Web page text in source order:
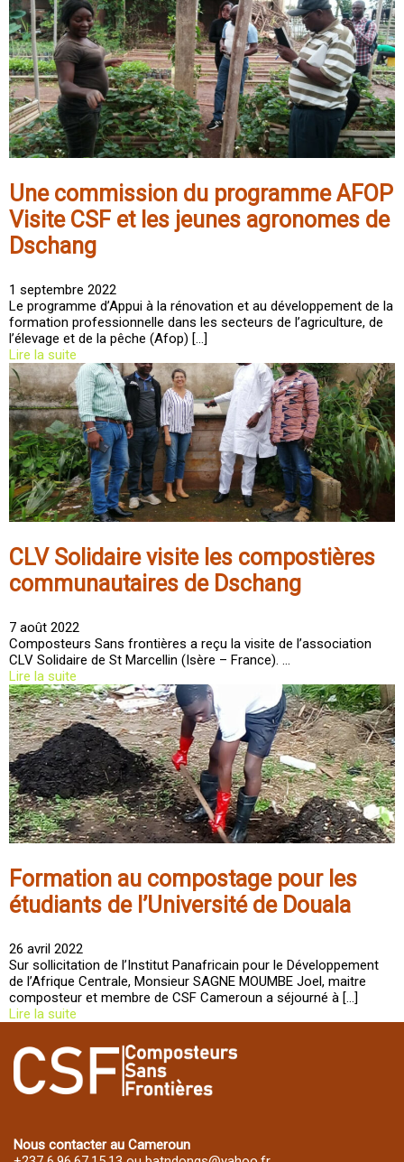
Une commission du programme AFOP
Visite CSF et les jeunes agronomes de
Dschang
1 septembre 2022
Le programme d’Appui à la rénovation et au développement de la
formation professionnelle dans les secteurs de l’agriculture, de
l’élevage et de la pêche (Afop) […]
Lire la suite
CLV Solidaire visite les compostières
communautaires de Dschang
7 août 2022
Composteurs Sans frontières a reçu la visite de l’association
CLV Solidaire de St Marcellin (Isère – France). …
Lire la suite
Formation au compostage pour les
étudiants de l’Université de Douala
26 avril 2022
Sur sollicitation de l’Institut Panafricain pour le Développement
de l’Afrique Centrale, Monsieur SAGNE MOUMBE Joel, maitre
composteur et membre de CSF Cameroun a séjourné à […]
Lire la suite
Nous contacter au Cameroun